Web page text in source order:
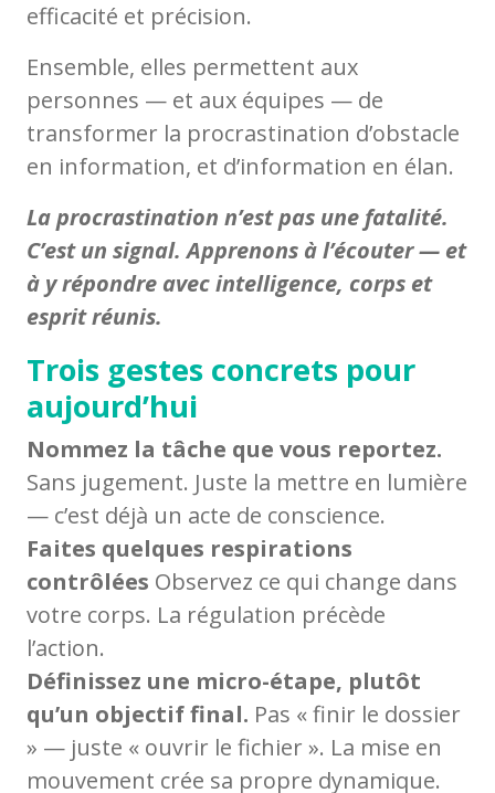
efficacité et précision.
Ensemble, elles permettent aux
personnes — et aux équipes — de
transformer la procrastination d’obstacle
en information, et d’information en élan.
La procrastination n’est pas une fatalité.
C’est un signal. Apprenons à l’écouter — et
à y répondre avec intelligence, corps et
esprit réunis.
Trois gestes concrets pour
aujourd’hui
Nommez la tâche que vous reportez.
Sans jugement. Juste la mettre en lumière
— c’est déjà un acte de conscience.
Faites quelques respirations
contrôlées Observez ce qui change dans
votre corps. La régulation précède
l’action.
Définissez une micro-étape, plutôt
qu’un objectif final. Pas « finir le dossier
» — juste « ouvrir le fichier ». La mise en
mouvement crée sa propre dynamique.